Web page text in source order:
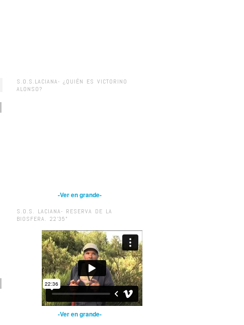
S.O.S.LACIANA- ¿QUIÉN ES VICTORINO
ALONSO?
-Ver en grande-
S.O.S. LACIANA- RESERVA DE LA
BIOSFERA. 22’35”
-Ver en grande-